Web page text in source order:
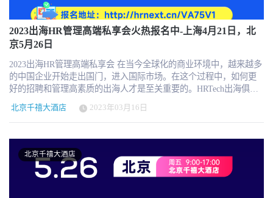
https://www.hrtechchina.com/Survey/11C45A8C-6288-2DDF-6FC5-
54E527B44C9C 主办：HRTech出海俱乐部 Chuhai.tips 话题聚焦(根据
不同场地)： 2023年中企出海的人才招聘与管理挑战 海外人才发展
和技能培养 出海外派人员薪酬 2023出海企业人力资源管理调研分享
家出海的问题，请大家准备好自己出海过程中的问题，也欢迎大家
分享自己出海的经验和成功案例。 HRTech出海俱乐部介绍：
HRTech出海俱乐部是中国领先企业出海人力资源信息服务平台，旨
在通过专业的社群服务，打造人力资源服务出海知名品牌，提升品
顾问、服务出海企业服务的人力资源机构同仁。 HRTech出海俱乐部
举办线下高端私享会、空中论坛、需求服务对接、出海管理奖项评
选、调研报告以及海外参访等活动。
2023出海HR管理高端私享会火热报名中-上海4月21日，北
京5月26日
2023出海HR管理高端私享会 在当今全球化的商业环境中，越来越多
的中国企业开始走出国门，进入国际市场。在这个过程中，如何更
好的招聘和管理高素质的出海人才是至关重要的。HRTech出海俱乐
部特别举办高端私享会，邀请不同行业的专家就海外的人力资源管
理和人才招聘，应对文化差异，处理劳动法律法规等专业内容和话
题。 本次活动将邀请来自不同行业的专家，就如何在海外招聘和管
理人才、应对文化差异、处理劳动法律问题等进行深入探讨。我们
希望通过本次活动，能够为中国企业在出海过程中遇到的人才问题
提供有价值的建议和帮助。 在此，我们热烈欢迎大家的到来，期待
与大家共同探讨，共同进步。 2023出海HR管理高端私享会 上海 4月
北京千禧大酒店 2023年03月16日
北京千禧大酒店